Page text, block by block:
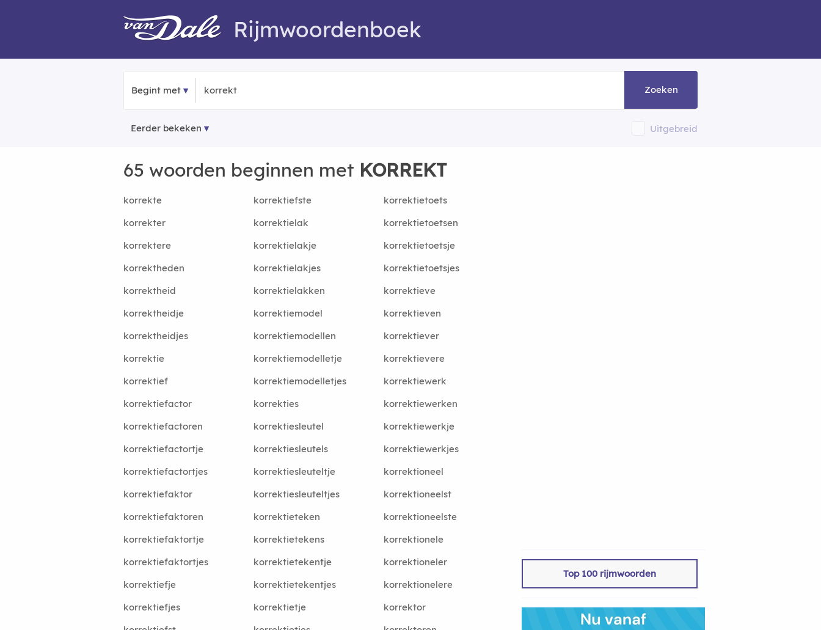
Rijmwoordenboek
Begint met Zoeken
Eerder bekeken Uitgebreid
65 woorden beginnen met KORREKT
korrekte korrektiefste
korrektietoets
korrekter
korrektielak
korrektietoetsen
korrektere
korrektielakje
korrektietoetsje
korrektheden
korrektielakjes
korrektietoetsjes
korrektheid
korrektielakken
korrektieve
korrektheidje
korrektiemodel
korrektieven
korrektheidjes
korrektiemodellen
korrektiever
korrektie
korrektiemodelletje
korrektievere
korrektief
korrektiemodelletjes
korrektiewerk
korrektiefactor
korrekties
korrektiewerken
korrektiefactoren
korrektiesleutel
korrektiewerkje
korrektiefactortje
korrektiesleutels
korrektiewerkjes
korrektiefactortjes
korrektiesleuteltje
korrektioneel
korrektiefaktor
korrektiesleuteltjes
korrektioneelst
korrektiefaktoren
korrektieteken
korrektioneelste
korrektiefaktortje
korrektietekens
korrektionele
korrektiefaktortjes
korrektietekentje
korrektioneler
korrektiefje
korrektietekentjes
korrektionelere
korrektiefjes
korrektietje
korrektor
Top 100 rijmwoorden